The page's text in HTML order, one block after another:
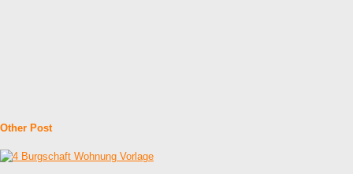
Other Post